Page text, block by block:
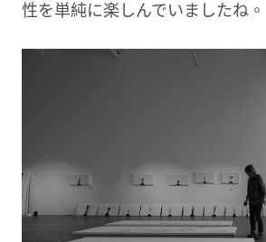
性を単純に楽しんでいましたね。